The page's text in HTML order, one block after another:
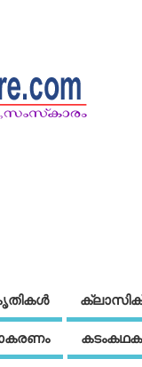
ക്ലാസിക്